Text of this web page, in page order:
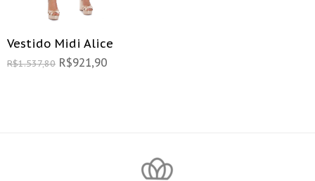
Vestido Midi Alice
R$1.537,80 R$921,90